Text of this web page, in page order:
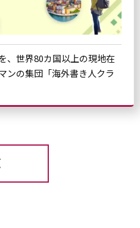
、世界80カ国以上の現地在
ンの集団「海外書き人クラ